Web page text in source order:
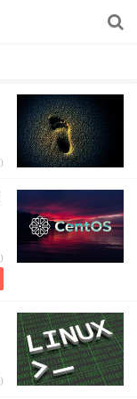
)
)
)